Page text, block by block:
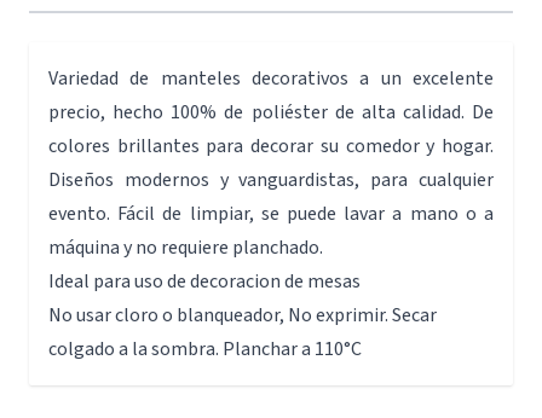
Variedad de manteles decorativos a un excelente
precio, hecho 100% de poliéster de alta calidad. De
colores brillantes para decorar su comedor y hogar.
Diseños modernos y vanguardistas, para cualquier
evento. Fácil de limpiar, se puede lavar a mano o a
máquina y no requiere planchado.
Ideal para uso de decoracion de mesas
No usar cloro o blanqueador, No exprimir. Secar
colgado a la sombra. Planchar a 110°C